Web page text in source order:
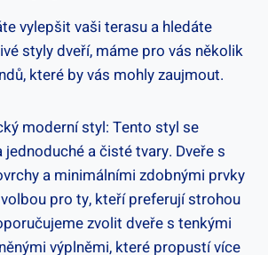
vylepšit vaši terasu a hledáte
styly dveří, máme pro vás několik
které by vás mohly zaujmout.
moderní styl: Tento styl se
jednoduché a čisté tvary. Dveře s
a minimálními zdobnými prvky
pro ty, kteří preferují strohou
zvolit dveře s tenkými
výplněmi, které propustí více